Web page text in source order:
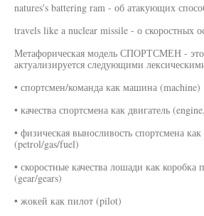
natures's battering ram - об атакующих
travels like a nuclear missile - о скоростных
Метафорическая модель СПОРТСМЕН -
актуализируется следующими
• спортсмен/команда как машина (machine)
• качества спортсмена как двигатель
• физическая выносливость спортсмена
(petrol/gas/fuel)
• скоростные качества лошади как коробка
(gear/gears)
• жокей как пилот (pilot)